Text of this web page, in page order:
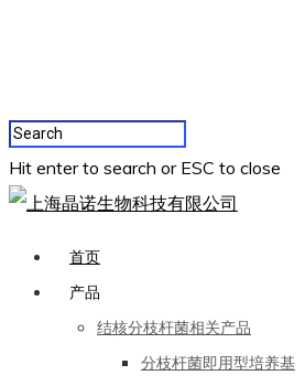
Hit enter to search or ESC to close
首页
产品
结核分枝杆菌相关产品
分枝杆菌即用型培养基